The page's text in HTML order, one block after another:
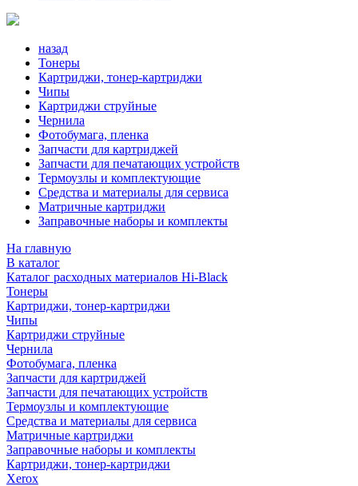
назад
Тонеры
Картриджи, тонер-картриджи
Чипы
Картриджи струйные
Чернила
Фотобумага, пленка
Запчасти для картриджей
Запчасти для печатающих устройств
Термоузлы и комплектующие
Средства и материалы для сервиса
Матричные картриджи
Заправочные наборы и комплекты
На главную
В каталог
Каталог расходных материалов Hi-Black
Тонеры
Картриджи, тонер-картриджи
Чипы
Картриджи струйные
Чернила
Фотобумага, пленка
Запчасти для картриджей
Запчасти для печатающих устройств
Термоузлы и комплектующие
Средства и материалы для сервиса
Матричные картриджи
Заправочные наборы и комплекты
Картриджи, тонер-картриджи
Xerox